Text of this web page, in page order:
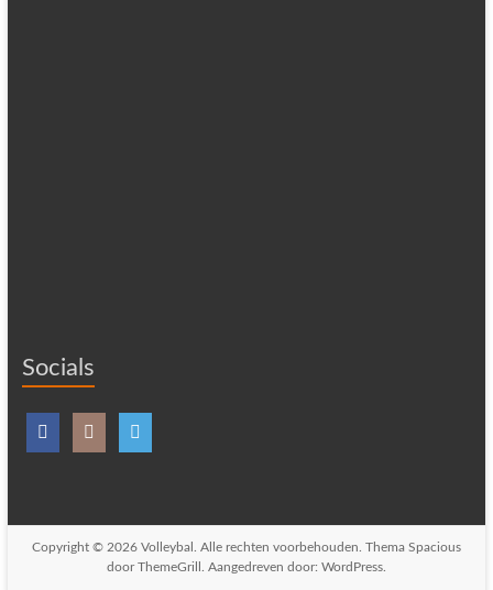
Socials
Copyright © 2026 Volleybal . Alle rechten voorbehouden. Thema Spacious
door ThemeGrill. Aangedreven door: WordPress.